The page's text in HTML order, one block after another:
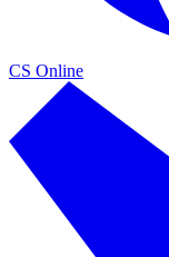
CS Online